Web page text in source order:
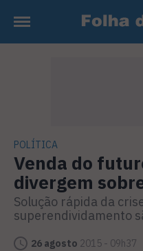
POLÍTICA
Venda do
divergem
Solução rápida da
superendividamento
26 agosto 2015 - 09h37